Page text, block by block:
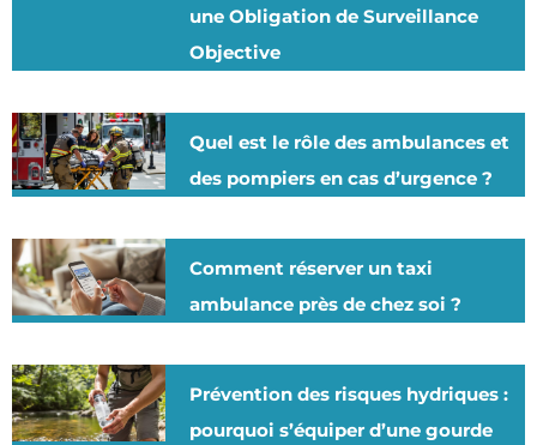
une Obligation de Surveillance
Objective
Quel est le rôle des ambulances et
des pompiers en cas d’urgence ?
Comment réserver un taxi
ambulance près de chez soi ?
Prévention des risques hydriques :
pourquoi s’équiper d’une gourde